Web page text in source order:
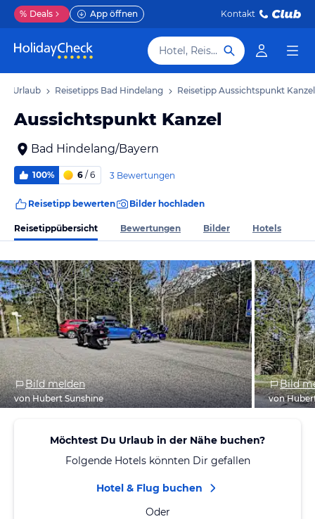
% Deals App öffnen Kontakt
Hotel, Reiseziel
Urlaub Reisetipps Bad Hindelang Reisetipp Aussichtspunkt Kanzel
Aussichtspunkt Kanzel
Bad Hindelang/Bayern
100% 6 / 6 3 Bewertungen
Reisetipp bewerten Bilder hochladen
Reisetippübersicht Bewertungen Bilder Hotels
Bild melden
von Hubert Sunshine
Bild
von
Möchtest Du Urlaub in der Nähe buchen?
Folgende Hotels könnten Dir gefallen
Hotel & Flug buchen
Oder